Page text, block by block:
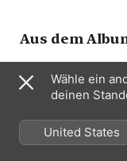
Aus dem
It
Wähle ein
deinen
United States